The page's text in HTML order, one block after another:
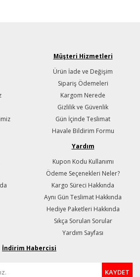
Müşteri Hizmetleri
Ürün İade ve Değişim
Sipariş Ödemeleri
Kargom Nerede
Gizlilik ve Güvenlik
Gün İçinde Teslimat
Havale Bildirim Formu
Yardım
Kupon Kodu Kullanımı
Ödeme Seçenekleri Neler?
Kargo Süreci Hakkında
Aynı Gün Teslimat Hakkında
Hediye Paketleri Hakkında
Sıkça Sorulan Sorular
Yardım Sayfası
İndirim Habercisi
KAYDET